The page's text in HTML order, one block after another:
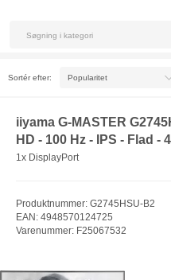
Sortér efter:
iiyama G-MASTER
HD - 100 Hz - IPS - Flad -
1x DisplayPort
Produktnummer: G2745HSU-B2
EAN: 4948570124725
Varenummer: F25067532